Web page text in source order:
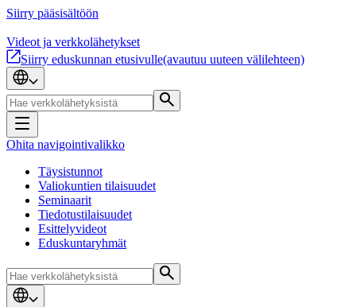
Siirry pääsisältöön
Videot ja verkkolähetykset
Siirry eduskunnan etusivulle(avautuu uuteen välilehteen)
Ohita navigointivalikko
Täysistunnot
Valiokuntien tilaisuudet
Seminaarit
Tiedotustilaisuudet
Esittelyvideot
Eduskuntaryhmät